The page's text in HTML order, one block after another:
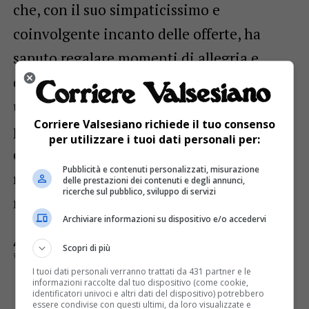
che, con il suo simpaticissimo e
coinvolgente incanto delle offerte, ha
saputo regalare momenti di allegria e
divertimento a tutti i partecipanti. Infine,
un ringraziamento di vero cuore a tutte le
persone che hanno partecipato,
contribuendo con la loro presenza a
rendere questa festa un bellissimo
momento di condivisione».
ARGOMENTI CORRELATI:
FESTA DI SAN DEFENDENTE
E TU COSA NE PENSI?
Corriere Valsesiano richiede il tuo consenso
per utilizzare i tuoi dati personali per:
Pubblicità e contenuti personalizzati, misurazione
delle prestazioni dei contenuti e degli annunci,
ricerche sul pubblico, sviluppo di servizi
Archiviare informazioni su dispositivo e/o accedervi
Scopri di più
I tuoi dati personali verranno trattati da 431 partner e le
informazioni raccolte dal tuo dispositivo (come cookie,
identificatori univoci e altri dati del dispositivo) potrebbero
essere condivise con questi ultimi, da loro visualizzate e